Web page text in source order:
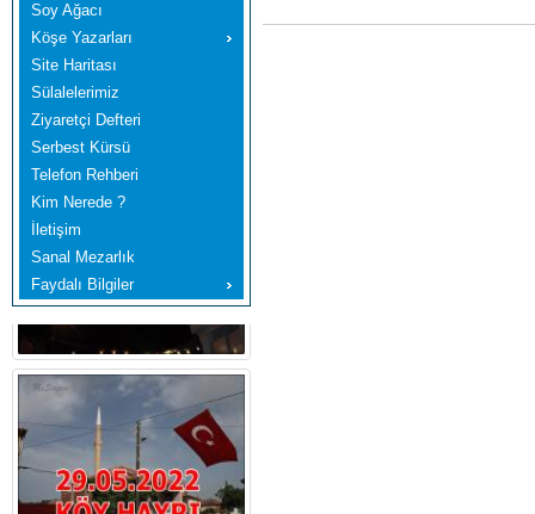
Soy Ağacı
Köşe Yazarları
Site Haritası
Sülalelerimiz
Ziyaretçi Defteri
Serbest Kürsü
Telefon Rehberi
Kim Nerede ?
İletişim
Sanal Mezarlık
Faydalı Bilgiler